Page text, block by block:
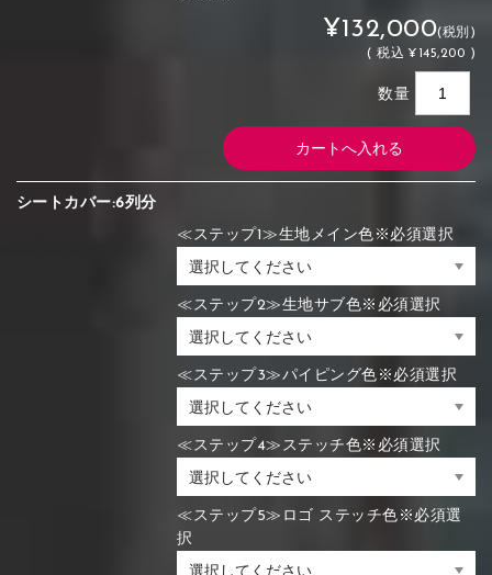
¥132,000(税別)
(税込 ¥145,200 )
数量
シートカバー:6列分
≪ステップ1≫生地メイン色※必須選択
≪ステップ2≫生地サブ色※必須選択
≪ステップ3≫パイピング色※必須選択
≪ステップ4≫ステッチ色※必須選択
≪ステップ5≫ロゴ ステッチ色※必須選
択